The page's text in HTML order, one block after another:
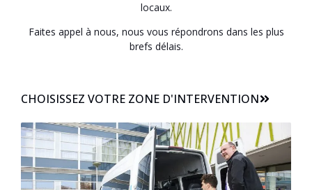
locaux.
Faites appel à nous, nous vous répondrons dans les plus
brefs délais.
CHOISISSEZ VOTRE ZONE D'INTERVENTION